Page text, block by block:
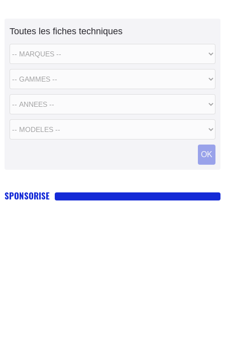
Toutes les fiches techniques
SPONSORISE